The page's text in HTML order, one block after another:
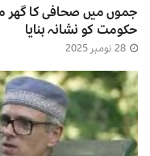
جموں میں صحافی کا گھر
حکومت کو نشانہ بنایا